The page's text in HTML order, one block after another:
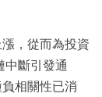
，從而為投資
中斷引發通
相關性已消